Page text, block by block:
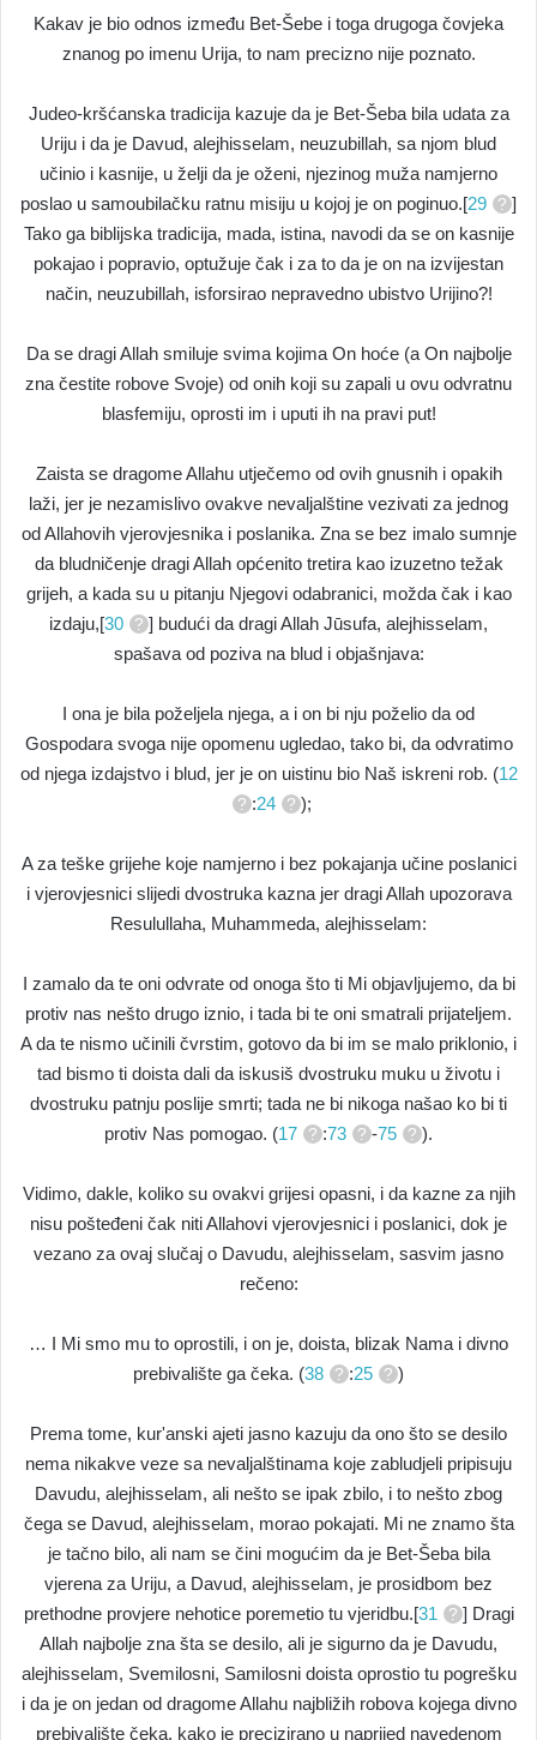
Kakav je bio odnos između Bet-Šebe i toga drugoga čovjeka
znanog po imenu Urija, to nam precizno nije poznato.
Judeo-kršćanska tradicija kazuje da je Bet-Šeba bila udata za
Uriju i da je Davud, alejhisselam, neuzubillah, sa njom blud
učinio i kasnije, u želji da je oženi, njezinog muža namjerno
poslao u samoubilačku ratnu misiju u kojoj je on poginuo.[29
]
Tako ga biblijska tradicija, mada, istina, navodi da se on kasnije
pokajao i popravio, optužuje čak i za to da je on na izvijestan
način, neuzubillah, isforsirao nepravedno ubistvo Urijino?!
Da se dragi Allah smiluje svima kojima On hoće (a On najbolje
zna čestite robove Svoje) od onih koji su zapali u ovu odvratnu
blasfemiju, oprosti im i uputi ih na pravi put!
Zaista se dragome Allahu utječemo od ovih gnusnih i opakih
laži, jer je nezamislivo ovakve nevaljalštine vezivati za jednog
od Allahovih vjerovjesnika i poslanika. Zna se bez imalo sumnje
da bludničenje dragi Allah općenito tretira kao izuzetno težak
grijeh, a kada su u pitanju Njegovi odabranici, možda čak i kao
izdaju,[30
] budući da dragi Allah Jūsufa, alejhisselam,
spašava od poziva na blud i objašnjava:
I ona je bila poželjela njega, a i on bi nju poželio da od
Gospodara svoga nije opomenu ugledao, tako bi, da odvratimo
od njega izdajstvo i blud, jer je on uistinu bio Naš iskreni rob. (12
:24 );
A za teške grijehe koje namjerno i bez pokajanja učine poslanici
i vjerovjesnici slijedi dvostruka kazna jer dragi Allah upozorava
Resulullaha, Muhammeda, alejhisselam:
I zamalo da te oni odvrate od onoga što ti Mi objavljujemo, da bi
protiv nas nešto drugo iznio, i tada bi te oni smatrali prijateljem.
A da te nismo učinili čvrstim, gotovo da bi im se malo priklonio, i
tad bismo ti doista dali da iskusiš dvostruku muku u životu i
dvostruku patnju poslije smrti; tada ne bi nikoga našao ko bi ti
protiv Nas pomogao. (17 :73 -75 ).
Vidimo, dakle, koliko su ovakvi grijesi opasni, i da kazne za njih
nisu pošteđeni čak niti Allahovi vjerovjesnici i poslanici, dok je
vezano za ovaj slučaj o Davudu, alejhisselam, sasvim jasno
rečeno:
… I Mi smo mu to oprostili, i on je, doista, blizak Nama i divno
prebivalište ga čeka. (38 :25 )
Prema tome, kur'anski ajeti jasno kazuju da ono što se desilo
nema nikakve veze sa nevaljalštinama koje zabludjeli pripisuju
Davudu, alejhisselam, ali nešto se ipak zbilo, i to nešto zbog
čega se Davud, alejhisselam, morao pokajati. Mi ne znamo šta
je tačno bilo, ali nam se čini mogućim da je Bet-Šeba bila
vjerena za Uriju, a Davud, alejhisselam, je prosidbom bez
prethodne provjere nehotice poremetio tu vjeridbu.[31
] Dragi
Allah najbolje zna šta se desilo, ali je sigurno da je Davudu,
alejhisselam, Svemilosni, Samilosni doista oprostio tu pogrešku
i da je on jedan od dragome Allahu najbližih robova kojega divno
prebivalište čeka, kako je precizirano u naprijed navedenom